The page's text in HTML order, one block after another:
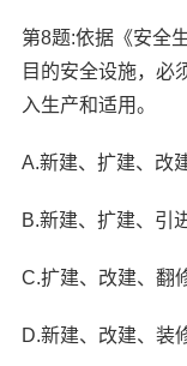
第8题:依据《安全
目的安全设施，必
入生产和适用。
A.新建、扩建、改
B.新建、扩建、引
C.扩建、改建、翻
D.新建、改建、装